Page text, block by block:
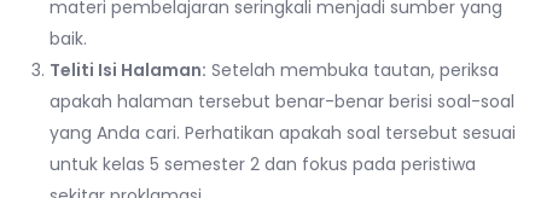
materi pembelajaran seringkali menjadi sumber yang
baik.
Teliti Isi Halaman: Setelah membuka tautan, periksa
apakah halaman tersebut benar-benar berisi soal-soal
yang Anda cari. Perhatikan apakah soal tersebut sesuai
untuk kelas 5 semester 2 dan fokus pada peristiwa